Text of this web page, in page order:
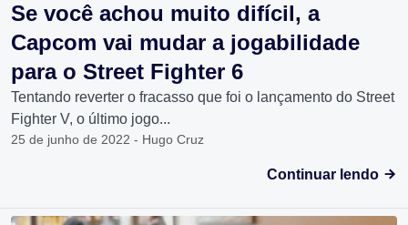
Se você achou muito difícil, a
Capcom vai mudar a jogabilidade
para o Street Fighter 6
Tentando reverter o fracasso que foi o lançamento do Street
Fighter V, o último jogo...
25 de junho de 2022 - Hugo Cruz
Continuar lendo